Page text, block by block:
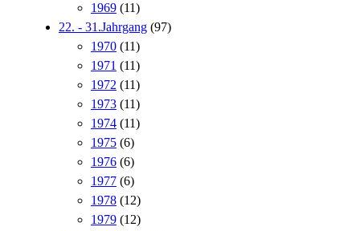
1969 (11)
22. - 31.Jahrgang (97)
1970 (11)
1971 (11)
1972 (11)
1973 (11)
1974 (11)
1975 (6)
1976 (6)
1977 (6)
1978 (12)
1979 (12)